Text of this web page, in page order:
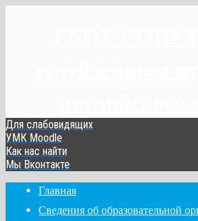
Для слабовидящих
УМК Moodle
Как нас найти
Мы Вконтакте
Главная
Сведения об образовательной